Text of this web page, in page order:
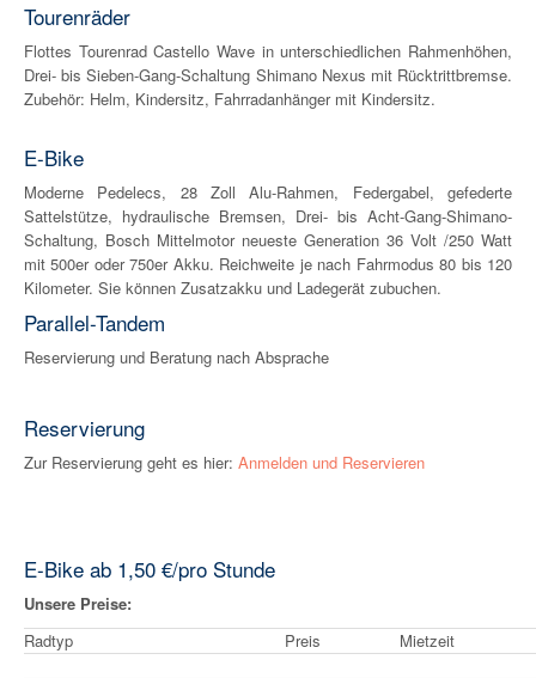
Tourenräder
Flottes Tourenrad Castello Wave in unterschiedlichen Rahmenhöhen,
Drei- bis Sieben-Gang-Schaltung Shimano Nexus mit Rücktrittbremse.
Zubehör: Helm, Kindersitz, Fahrradanhänger mit Kindersitz.
E-Bike
Moderne Pedelecs, 28 Zoll Alu-Rahmen, Federgabel, gefederte
Sattelstütze, hydraulische Bremsen, Drei- bis Acht-Gang-Shimano-
Schaltung, Bosch Mittelmotor neueste Generation 36 Volt /250 Watt
mit 500er oder 750er Akku. Reichweite je nach Fahrmodus 80 bis 120
Kilometer. Sie können Zusatzakku und Ladegerät zubuchen.
Parallel-Tandem
Reservierung und Beratung nach Absprache
Reservierung
Zur Reservierung geht es hier: Anmelden und Reservieren
E-Bike ab 1,50 €/pro Stunde
Unsere Preise:
Radtyp
Preis Mietzeit